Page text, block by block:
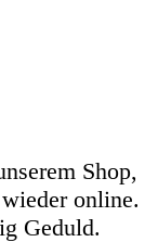
Shop,
online.
Geduld.